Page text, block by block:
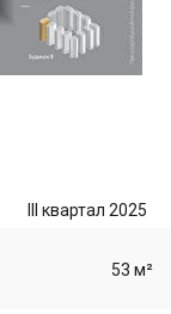
III квартал 2025
53 м²